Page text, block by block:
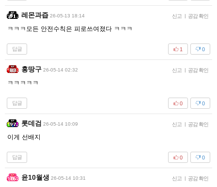
레몬과즙 26-05-13 18:14 신고 공감 확인
ㅋㅋㅋ모든 안전수칙은 피로쓰여졌다 ㅋㅋㅋ
답글 0
1
홍땅구 26-05-14 02:32 신고 공감 확인
ㅋㅋㅋㅋㅋ
답글 0
0
롯데검 26-05-14 10:09 신고 공감 확인
이게 선배지
답글 0
0
윤10월생 26-05-14 10:31 신고 공감 확인